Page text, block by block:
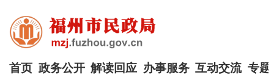
首页 政务公开 解读回应 办事服务 互动交流 专题